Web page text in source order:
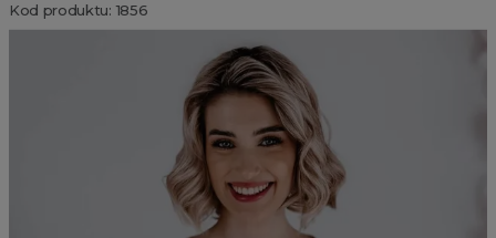
Kod produktu: 1856